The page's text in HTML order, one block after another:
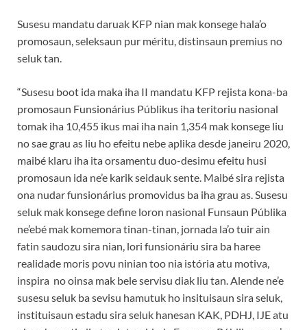
Susesu mandatu daruak KFP nian mak konsege hala’o
promosaun, seleksaun pur méritu, distinsaun premius no
seluk tan.
“Susesu boot ida maka iha II mandatu KFP rejista kona-ba
promosaun Funsionárius Públikus iha teritoriu nasional
tomak iha 10,455 ikus mai iha nain 1,354 mak konsege liu
no sae grau as liu ho efeitu nebe aplika desde janeiru 2020,
maibé klaru iha ita orsamentu duo-desimu efeitu husi
promosaun ida ne’e karik seidauk sente. Maibé sira rejista
ona nudar funsionárius promovidus ba iha grau as. Susesu
seluk mak konsege define loron nasional Funsaun Públika
ne’ebé mak komemora tinan-tinan, jornada la’o tuir ain
fatin saudozu sira nian, lori funsionáriu sira ba haree
realidade moris povu ninian too nia istória atu motiva,
inspira no oinsa mak bele servisu diak liu tan. Alende ne’e
susesu seluk ba sevisu hamutuk ho insituisaun sira seluk,
instituisaun estadu sira seluk hanesan KAK, PDHJ, IJE atu